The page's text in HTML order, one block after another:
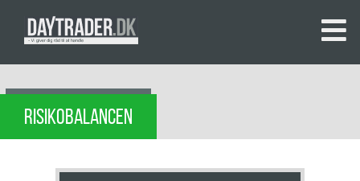
RISIKOBALANCEN